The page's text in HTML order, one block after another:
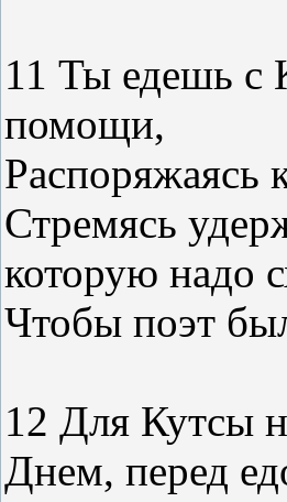
11 Ты едешь с
помощи,
Распоряжаясь
Стремясь
которую надо
Чтобы поэт
12 Для Кутсы
Днем, перед